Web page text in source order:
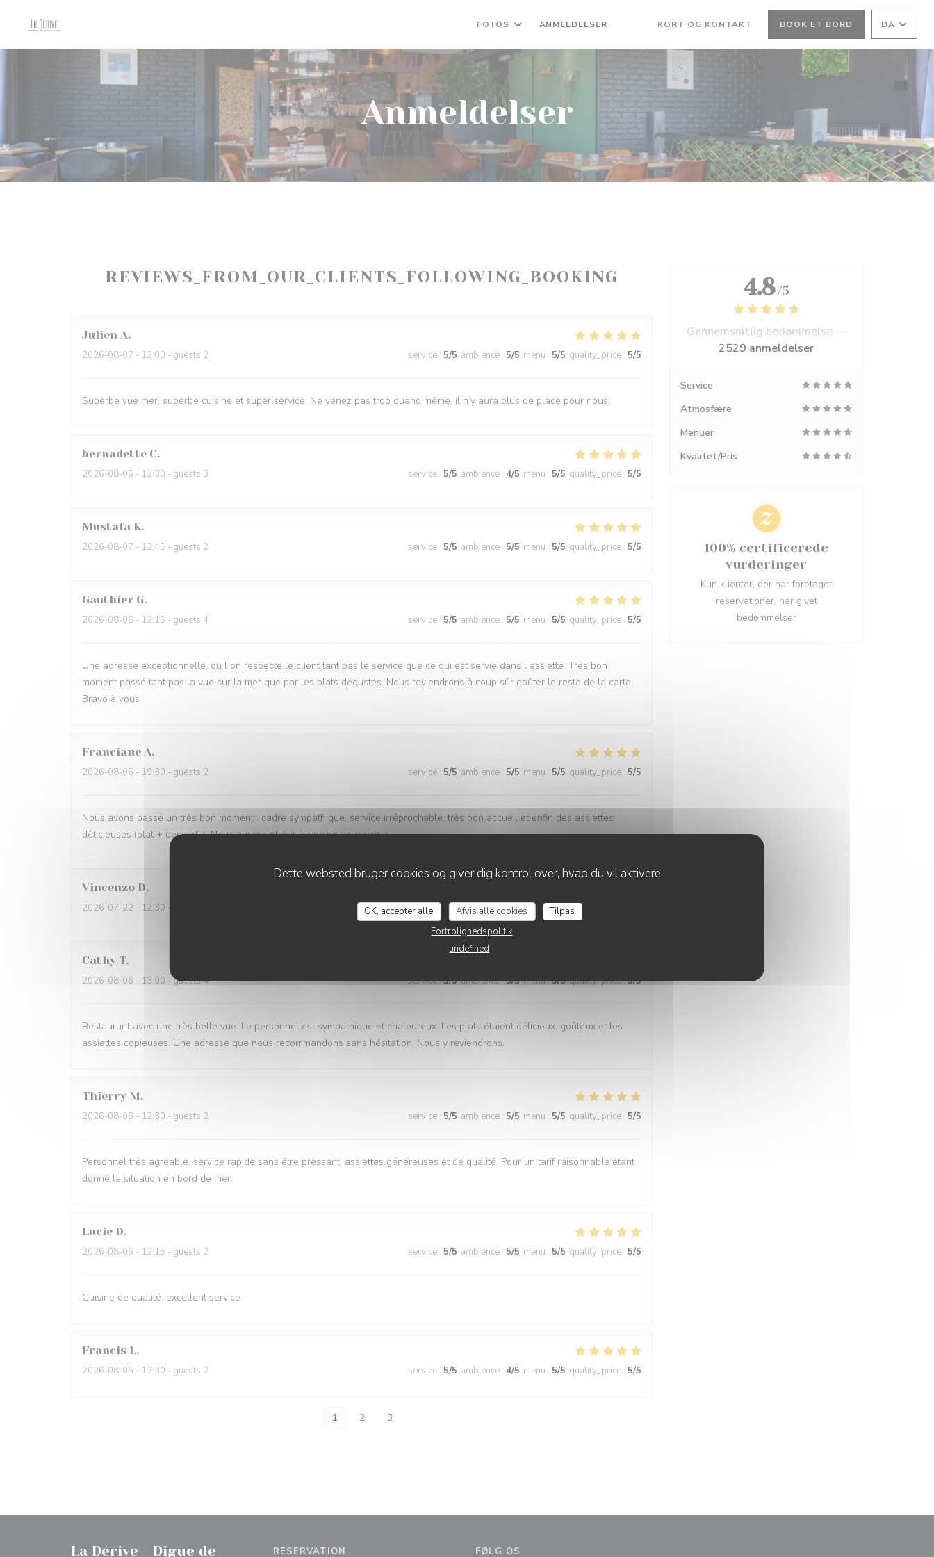
Dette websted bruger cookies og giver dig kontrol over, hvad du vil aktivere
OK, accepter alle Afvis alle cookies
Tilpas
Fortrolighedspolitik
undefined
FOTOS ANMELDELSER KORT OG KONTAKT BOOK ET BORD DA
Anmeldelser
REVIEWS_FROM_OUR_CLIENTS_FOLLOWING_BOOKING
Julien A
2026-08-07 - 12:00 - guests 2 service : 5/5 ambience : 5/5 menu : 5/5 quality_price : 5/5
Superbe vue mer, superbe cuisine et super service. Ne venez pas trop quand même, il n’y aura plus de place pour nous!
bernadette C
2026-08-05 - 12:30 - guests 3 service : 5/5 ambience : 4/5 menu : 5/5 quality_price : 5/5
Mustafa K
2026-08-07 - 12:45 - guests 2 service : 5/5 ambience : 5/5 menu : 5/5 quality_price : 5/5
Gauthier G
2026-08-06 - 12:15 - guests 4 service : 5/5 ambience : 5/5 menu : 5/5 quality_price : 5/5
Une adresse exceptionnelle, ou l on respecte le client tant pas le service que ce qui est servie dans l assiette. Très bon
moment passé tant pas la vue sur la mer que par les plats dégustés. Nous reviendrons à coup sûr goûter le reste de la carte.
Bravo à vous
Franciane A
2026-08-06 - 19:30 - guests 2 service : 5/5 ambience : 5/5 menu : 5/5 quality_price : 5/5
Nous avons passé un très bon moment : cadre sympathique, service irréprochable, très bon accueil et enfin des assiettes
délicieuses (plat + dessert !). Nous aurons plaisir à revenir vous voir :)
Vincenzo D
2026-07-22 - 12:30 - guests 5 service : 4/5 ambience: 4/5 menu :4/5 quality_price
Cathy T
2026-08-06 - 13:00 - guests 4 service:5/5 ambience:5/5 menu:5/5 quality_price:5/5
Restaurant avec une très belle vue. Le personnel est sympathique et chaleureux. Les plats étaient délicieux, goûteux et les
assiettes copieuses. Une adresse que nous recommandons sans hésitation. Nous y reviendrons.
Thierry M
2026-08-06 - 12:30 - guests 2 service : 5/5 ambience : 5/5 menu : 5/5 quality_price : 5/5
Personnel très agréable, service rapide sans être pressant, assiettes généreuses et de qualité. Pour un tarif raisonnable étant
donné la situation en bord de mer.
Lucie D
2026-08-06 - 12:15 - guests 2 service : 5/5 ambience : 5/5 menu : 5/5 quality_price : 5/5
Cuisine de qualité, excellent service
Francis L
2026-08-05 - 12:30 - guests 2 service : 5/5 ambience : 4/5 menu : 5/5 quality_price : 5/5
1 2 3
4.8 /5
Gennemsnitlig bedømmelse —
2529 anmeldelser
Service
Atmosfære
Menuer
Kvalitet/Pris
100% certificerede
vurderinger
Kun klienter, der har foretaget
reservationer, har givet
bedømmelser
La Dérive - Digue de RESERVATION FØLG OS